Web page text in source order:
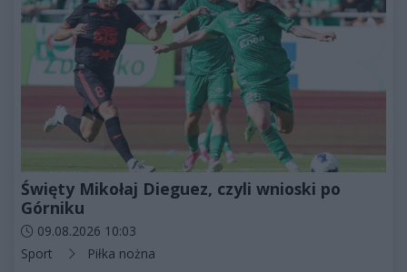
Święty Mikołaj Dieguez, czyli wnioski po
Górniku
Data dodania artykułu:
09.08.2026 10:03
Kategorie artykułu:
Sport Piłka nożna